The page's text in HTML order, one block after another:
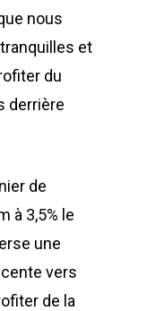
nous
et
du
derrière
de
à 3,5% le
une
vers
de la